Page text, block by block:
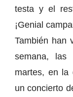
testa y el
¡Genial
También han
semana, las
martes, en la
un concierto